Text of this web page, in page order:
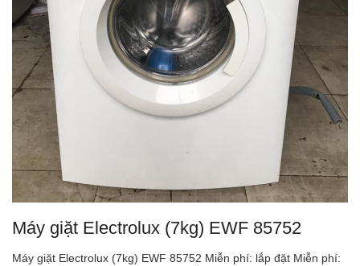
Máy giặt Electrolux (7kg) EWF 85752
Máy giặt Electrolux (7kg) EWF 85752 Miễn phí: lắp đặt Miễn phí: